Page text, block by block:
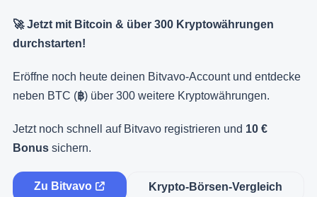
🚀 Jetzt mit Bitcoin & über 300 Kryptowährungen
durchstarten!
Eröffne noch heute deinen Bitvavo-Account und entdecke
neben BTC (฿) über 300 weitere Kryptowährungen.
Jetzt noch schnell auf Bitvavo registrieren und 10 €
Bonus sichern.
Zu Bitvavo Krypto-Börsen-Vergleich